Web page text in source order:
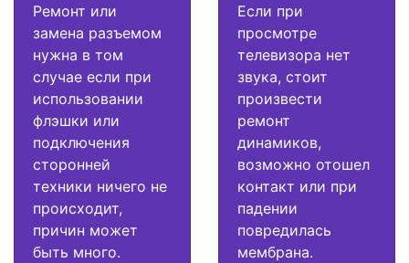
Ремонт или
замена разъемом
нужна в том
случае если при
использовании
флэшки или
подключения
сторонней
техники ничего не
происходит,
причин может
быть много.
Если при
просмотре
телевизора нет
звука, стоит
произвести
ремонт
динамиков,
возможно отошел
контакт или при
падении
повредилась
мембрана.